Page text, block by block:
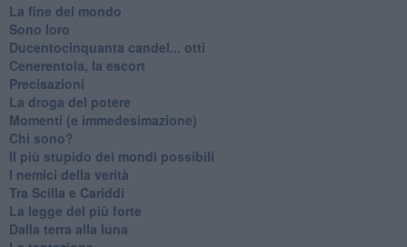
La fine del mondo
Sono loro
Ducentocinquanta candel... otti
Cenerentola, la escort
Precisazioni
La droga del potere
Momenti (e immedesimazione)
Chi sono?
Il più stupido dei mondi possibili
I nemici della verità
Tra Scilla e Cariddi
La legge del più forte
Dalla terra alla luna